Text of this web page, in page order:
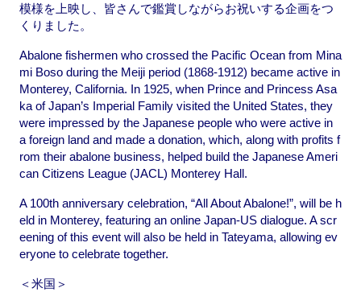
模様を上映し、皆さんで鑑賞しながらお祝いする企画をつ
くりました。
Abalone fishermen who crossed the Pacific Ocean from Mina
mi Boso during the Meiji period (1868-1912) became active in
Monterey, California. In 1925, when Prince and Princess Asa
ka of Japan’s Imperial Family visited the United States, they
were impressed by the Japanese people who were active in
a foreign land and made a donation, which, along with profits f
rom their abalone business, helped build the Japanese Ameri
can Citizens League (JACL) Monterey Hall.
A 100th anniversary celebration, “All About Abalone!”, will be h
eld in Monterey, featuring an online Japan-US dialogue. A scr
eening of this event will also be held in Tateyama, allowing ev
eryone to celebrate together.
＜米国＞